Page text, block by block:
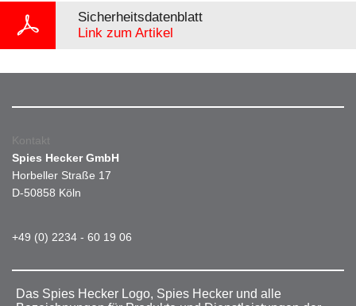
Sicherheitsdatenblatt
Link zum Artikel
Kontakt
Spies Hecker GmbH
Horbeller Straße 17
D-50858 Köln
+49 (0) 2234 - 60 19 06
Das Spies Hecker Logo, Spies Hecker und alle